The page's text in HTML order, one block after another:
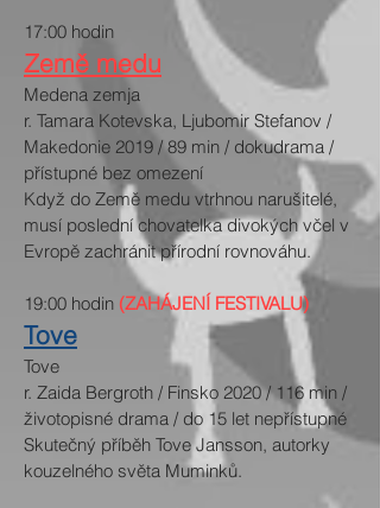
17:00 hodin​
Země medu
Medena zemja
r. Tamara Kotevska, Ljubomir Stefanov /
Makedonie 2019 / 89 min / dokudrama /
přístupné bez omezení
Když do Země medu vtrhnou narušitelé,
musí poslední chovatelka divokých včel v
Evropě zachránit přírodní rovnováhu.
19:00 hodin (ZAHÁJENÍ FESTIVALU)
Tove
Tove
r. Zaida Bergroth / Finsko 2020 / 116 min /
životopisné drama / do 15 let nepřístupné
Skutečný příběh Tove Jansson, autorky
kouzelného světa Muminků.